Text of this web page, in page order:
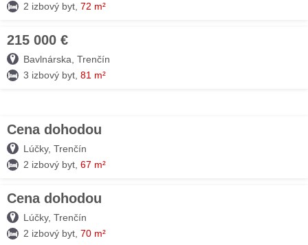
2 izbový byt, 72 m²
215 000 €
Bavlnárska, Trenčín
3 izbový byt, 81 m²
Cena dohodou
Lúčky, Trenčín
2 izbový byt, 67 m²
Cena dohodou
Lúčky, Trenčín
2 izbový byt, 70 m²